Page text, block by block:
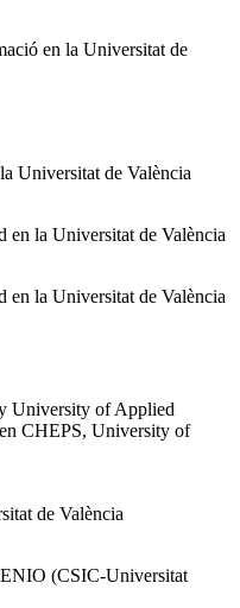
en la Universitat de
Universitat de València
en la Universitat de València
en la Universitat de València
University of Applied
CHEPS, University of
de València
(CSIC-Universitat